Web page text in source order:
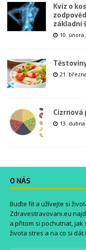
Kvíz o
základní
10. února
21.
Cizrnová
13. dubna
O NÁS
Buďte fit a užívejte si
Zdravestravovani.eu
a přitom si pochutnat, jak
života stres a na co si